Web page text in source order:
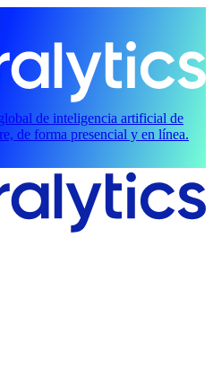
de inteligencia artificial de
de forma presencial y en línea.